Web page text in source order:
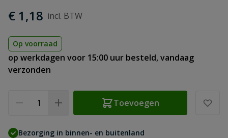
€ 1,18
Op voorraad
op werkdagen voor 15:00 uur besteld, vandaag
verzonden
Toevoegen
Bezorging in binnen- en buitenland